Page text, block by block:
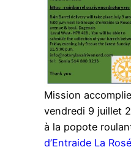
Mission
vendredi 9 juillet
à la popote
d’Entraide La